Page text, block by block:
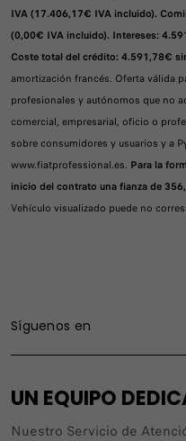
IVA (17.406,17€ IVA incluido).
(0,00€ IVA incluido). Intereses:
Coste total del crédito: 4.591,78€
amortización francés. Oferta válida
profesionales y autónomos que no
comercial, empresarial, oficio o
sobre consumidores y usuarios y a
www.fiatprofessional.es. Para la
inicio del contrato una fianza de
Vehículo visualizado puede no
Síguenos en
UN EQUIPO
Nuestro Servicio de